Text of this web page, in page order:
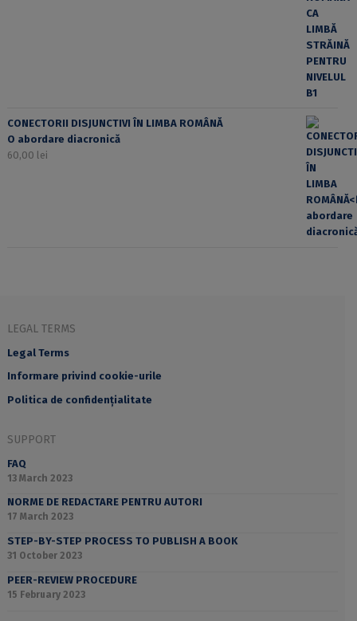
CONECTORII DISJUNCTIVI ÎN LIMBA ROMÂNĂ
O abordare diacronică
60,00 lei
LEGAL TERMS
Legal Terms
Informare privind cookie-urile
Politica de confidențialitate
SUPPORT
FAQ
13 March 2023
NORME DE REDACTARE PENTRU AUTORI
17 March 2023
STEP-BY-STEP PROCESS TO PUBLISH A BOOK
31 October 2023
PEER-REVIEW PROCEDURE
15 February 2023